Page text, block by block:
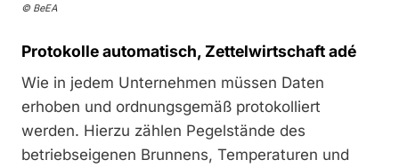
© BeEA
Protokolle automatisch, Zettelwirtschaft adé
Wie in jedem Unternehmen müssen Daten
erhoben und ordnungsgemäß protokolliert
werden. Hierzu zählen Pegelstände des
betriebseigenen Brunnens, Temperaturen und